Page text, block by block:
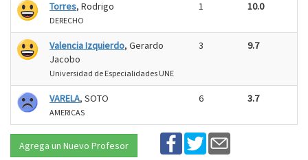
Torres, Rodrigo
DERECHO
1 10.0
Valencia Izquierdo, Gerardo
Jacobo
Universidad de Especialidades UNE
3 9.7
VARELA, SOTO
AMERICAS
6 3.7
Agrega un Nuevo Profesor